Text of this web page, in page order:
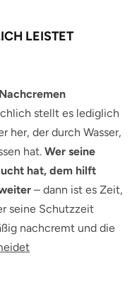
LEISTET
stellt es lediglich
her, der durch Wasser,
hat. Wer seine
hat, dem hilft
– dann ist es Zeit,
seine Schutzzeit
nachcremt und die